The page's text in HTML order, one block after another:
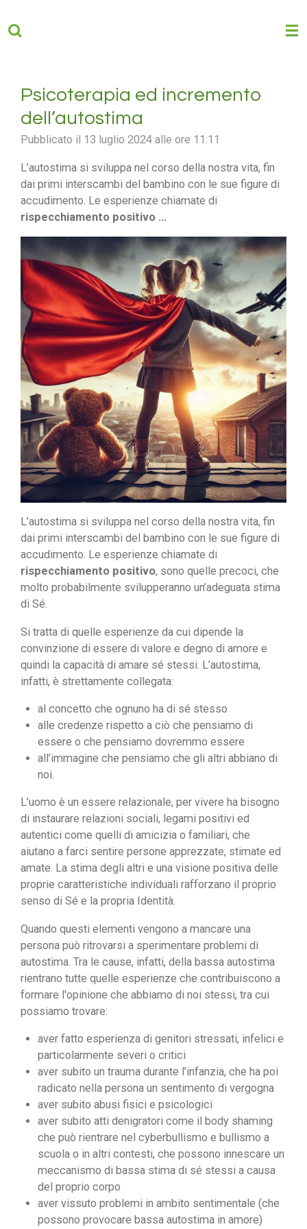
al
Psicoterapia ed incremento
dell’autostima
Pubblicato il 13 luglio 2024 alle ore 11:11
L’autostima si sviluppa nel corso della nostra vita, fin
dai primi interscambi del bambino con le sue figure di
accudimento. Le esperienze chiamate di
rispecchiamento positivo ...
L’autostima si sviluppa nel corso della nostra vita, fin
dai primi interscambi del bambino con le sue figure di
accudimento. Le esperienze chiamate di
rispecchiamento positivo, sono quelle precoci, che
molto probabilmente svilupperanno un’adeguata stima
di Sé.
Si tratta di quelle esperienze da cui dipende la
convinzione di essere di valore e degno di amore e
quindi la capacità di amare sé stessi. L’autostima,
infatti, è strettamente collegata:
al concetto che ognuno ha di sé stesso
alle credenze rispetto a ciò che pensiamo di
essere o che pensiamo dovremmo essere
all’immagine che pensiamo che gli altri abbiano di
noi.
L’uomo è un essere relazionale, per vivere ha bisogno
di instaurare relazioni sociali, legami positivi ed
autentici come quelli di amicizia o familiari, che
aiutano a farci sentire persone apprezzate, stimate ed
amate. La stima degli altri e una visione positiva delle
proprie caratteristiche individuali rafforzano il proprio
senso di Sé e la propria Identità.
Quando questi elementi vengono a mancare una
persona può ritrovarsi a sperimentare problemi di
autostima. Tra le cause, infatti, della bassa autostima
rientrano tutte quelle esperienze che contribuiscono a
formare l'opinione che abbiamo di noi stessi, tra cui
possiamo trovare:
aver fatto esperienza di genitori stressati, infelici e
particolarmente severi o critici
aver subito un trauma durante l’infanzia, che ha poi
radicato nella persona un sentimento di vergogna
aver subito abusi fisici e psicologici
aver subito atti denigratori come il body shaming
che può rientrare nel cyberbullismo e bullismo a
scuola o in altri contesti, che possono innescare un
meccanismo di bassa stima di sé stessi a causa
del proprio corpo
aver vissuto problemi in ambito sentimentale (che
possono provocare bassa autostima in amore)